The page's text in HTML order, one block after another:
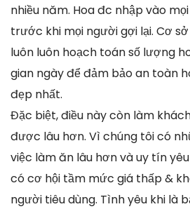
nhiều năm. Hoa đc nhập vào
trước khi mọi người gợi lại. Cơ
luôn luôn hoạch toán số lượng
gian ngày để đảm bảo an toàn
đẹp nhất.
Đặc biệt, điều này còn làm
được lâu hơn. Vì chúng tôi có
việc làm ăn lâu hơn và uy tín
có cơ hội tầm mức giá thấp &
người tiêu dùng. Tình yêu khi là